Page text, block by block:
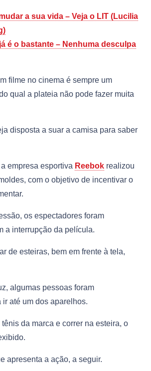
a sua vida – Veja o LIT (Lucilia
é o bastante – Nenhuma desculpa
filme no cinema é sempre um
qual a plateia não pode fazer muita
disposta a suar a camisa para saber
empresa esportiva Reebok realizou
com o objetivo de incentivar o
os espectadores foram
a interrupção da película.
de esteiras, bem em frente à tela,
algumas pessoas foram
até um dos aparelhos.
da marca e correr na esteira, o
apresenta a ação, a seguir.